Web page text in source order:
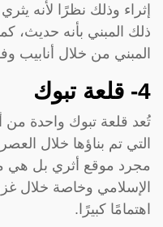
إثراء وذلك نظرًا لأنه
ذلك المبني بأنه حديث،
المبني من خلال أنابيب
4- قلعة تبوك
تُعد قلعة تبوك واحدة من
التي تم بناؤها خلال
مجرد موقع أثري بل هي
الإسلامي وخاصة خلال
اهتمامًا كبيرًا.